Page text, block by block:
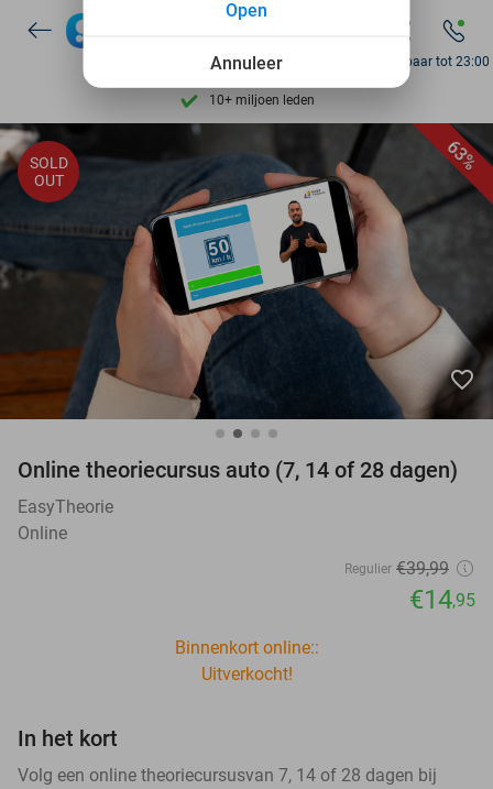
Ontdek 15.000+ deals
7 dagen per week beschikbaar
10+ miljoen leden
205.924 reviews
Ontdek 15.000+ deals
7 dagen per week beschikbaar
10+ miljoen leden
Bereikbaar tot 23:00
63%
SOLD
OUT
favorite_border
Online theoriecursus auto (7, 14 of 28 dagen)
EasyTheorie
Online
Regulier €39,99
€14,95
Binnenkort online::
Uitverkocht!
In het kort
Volg een online theoriecursusvan 7, 14 of 28 dagen bij
Annuleer
Open